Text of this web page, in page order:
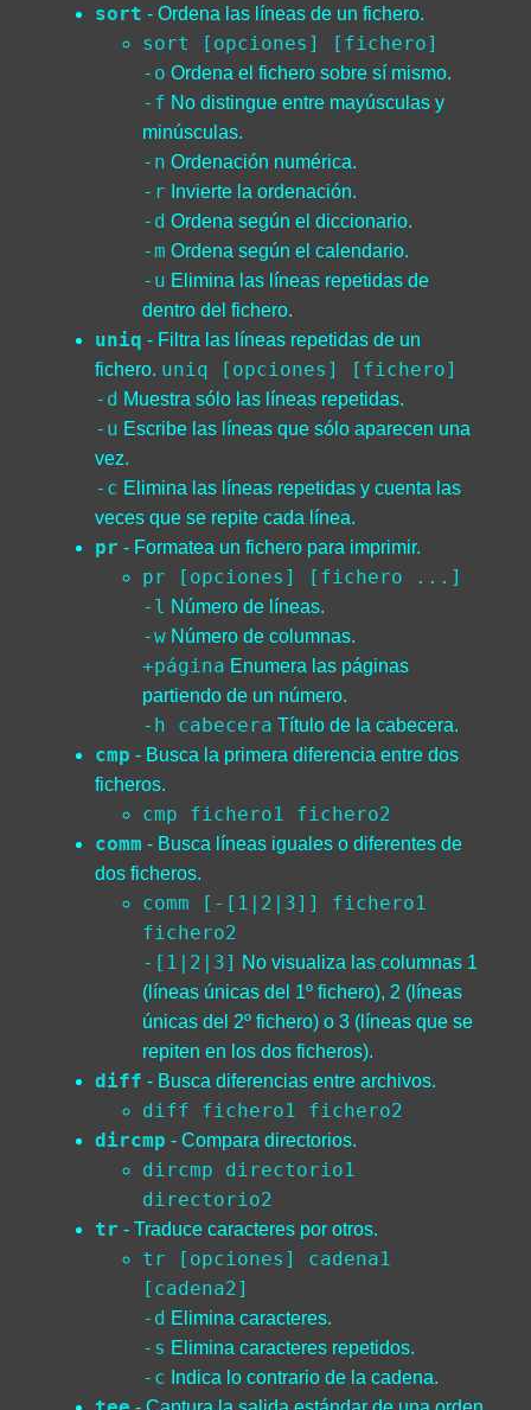
sort - Ordena las líneas de un fichero.
sort [opciones] [fichero]
-o Ordena el fichero sobre sí mismo.
-f No distingue entre mayúsculas y
minúsculas.
-n Ordenación numérica.
-r Invierte la ordenación.
-d Ordena según el diccionario.
-m Ordena según el calendario.
-u Elimina las líneas repetidas de
dentro del fichero.
uniq - Filtra las líneas repetidas de un
fichero. uniq [opciones] [fichero]
-d Muestra sólo las líneas repetidas.
-u Escribe las líneas que sólo aparecen una
vez.
-c Elimina las líneas repetidas y cuenta las
veces que se repite cada línea.
pr - Formatea un fichero para imprimir.
pr [opciones] [fichero ...]
-l Número de líneas.
-w Número de columnas.
+página Enumera las páginas
partiendo de un número.
-h cabecera Título de la cabecera.
cmp - Busca la primera diferencia entre dos
ficheros.
cmp fichero1 fichero2
comm - Busca líneas iguales o diferentes de
dos ficheros.
comm [-[1|2|3]] fichero1
fichero2
-[1|2|3] No visualiza las columnas 1
(líneas únicas del 1º fichero), 2 (líneas
únicas del 2º fichero) o 3 (líneas que se
repiten en los dos ficheros).
diff - Busca diferencias entre archivos.
diff fichero1 fichero2
dircmp - Compara directorios.
dircmp directorio1
directorio2
tr - Traduce caracteres por otros.
tr [opciones] cadena1
[cadena2]
-d Elimina caracteres.
-s Elimina caracteres repetidos.
-c Indica lo contrario de la cadena.